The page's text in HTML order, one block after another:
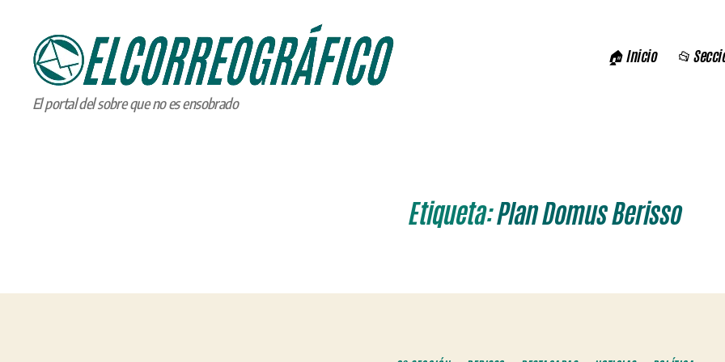
ELCORREOGRÁFICO
El portal del sobre que no es ensobrado
🏠 Inicio 📂
Etiqueta:Plan Domus Berisso
Categorías